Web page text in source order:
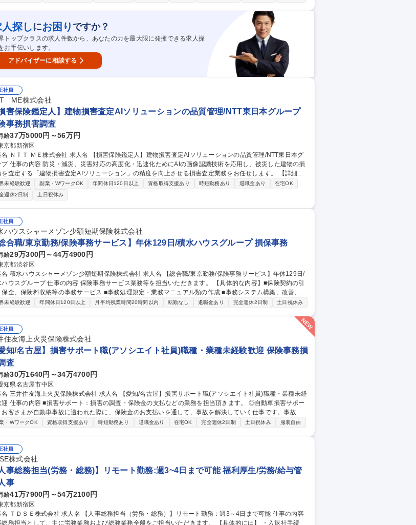
故を担当いただくこともあります。 ◎火災/新種/傷病/海外旅行損害サポート：火災/賠償責任/傷病など様々な
ついて事故対応を担当します。 募集職種 【群馬/前橋】損害サポート職(アソシエイト社員)職種・業種
験歓迎
探しにお困り ですか？
トップクラスの求人件数から、あなたの力を最大限に発揮できる求人探
お手伝いします。
アドバイザーに相談する
社員
ME株式会社
損害保険鑑定人】建物損害査定AIソリューションの品質管理/NTT東日本グループ
事務損害調査
給37万5000円～56万円
京都新宿区
株式会社 求人名 【損害保険鑑定人】建物損害査定AIソリューションの品質管理/NTT東日本グ
画像認識技術を応用し、被災した建物の損
査定する「建物損害査定AIソリューション」の精度を向上させる損害査定業務をお任せします。 【詳細】■
損害査定AIソリューションの品質管理を担う業務です。火災保険における建物の損害査定業務において、建物
像データをもとにAI が検出した損害の精度検証や査定内容の補正を行っていただきます。 ■立会調査はな
PCを活用したデスクワーク。 ☆既に大手鑑定事務所出身のエキスパートが活躍中。チームで課題に向き合う
ャーで、社会課題の解決にやりがいを感じながら業務に打ち込める環境です。 募集職種 【損害保険鑑定
建物損害査定AIソリューションの品質管理/NTT東日本グループ
未経験歓迎 副業・WワークOK 年間休日120日以上 資格取得支援あり 時短勤務あり 退職金あり
在宅OK
週休2日制
土日祝休み
社員
ハウスシャーメゾン少額短期保険株式会社
総合職/東京勤務/保険事務サービス】年休129日/積水ハウスグループ 損保事務
給29万300円～44万4900円
京都渋谷区
水ハウスシャーメゾン少額短期保険株式会社 求人名 【総合職/東京勤務/保険事務サービス】年休129日/
の内容 保険事務サービス業務等を担当いただきます。 【具体的な内容】■保険契約の引
保全、保険料収納等の事務サービス ■事務処理規定・業務マニュアル類の作成 ■事務システム構築、改善、D
推進 ※将来的には下記職種へのジョブローテーション可能性有 ■企画部→経営企画、商品開発、代理店管理、
未経験歓迎 年間休日120日以上 月平均残業時間20時間以内 転勤なし 退職金あり 完全週休2日制 土日祝休み
社員
住友海上火災保険株式会社
愛知/名古屋】損害サポート職(アソシエイト社員)職種・業種未経験歓迎 保険事務損
査
給30万1640円～34万4700円
知県名古屋市中区
友海上火災保険株式会社 求人名 【愛知/名古屋】損害サポート職(アソシエイト社員)職種・業種未経
を担当頂きます。 ◎自動車損害サポー
お客さまが自動車事故に遭われた際に、保険金のお支払いを通して、事故を解決していく仕事です。事故の
い品質のサービスを提供します。※実務について入社後は過失割合の発
いて事故対応を担当します。 募集職種 【愛知/名古屋】損害サポート職(アソシエイト社員)職種・業
経験歓迎
・WワークOK 資格取得支援あり 時短勤務あり 退職金あり 在宅OK 完全週休2日制 土日祝休み 服装自由
社員
株式会社
人事総務担当(労務・総務)】リモート勤務:週3~4日まで可能 福利厚生/労務/給与管
事
給41万7900円～54万2100円
京都新宿区
会社 求人名 【人事総務担当（労務・総務）】リモート勤務：週3～4日まで可能 仕事の内容
務担当として、主に労務業務および総務業務全般をご担当いただきます。 【具体的には】 ・入退社手続